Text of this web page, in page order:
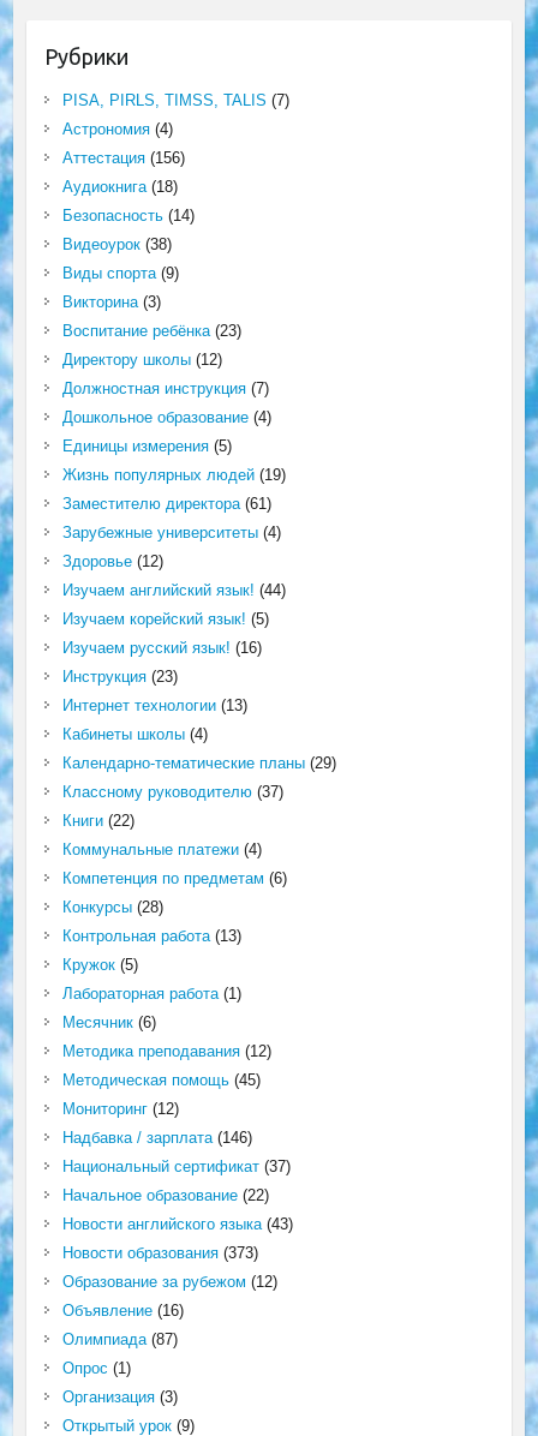
Рубрики
PISA, PIRLS, TIMSS, TALIS (7)
Астрономия(4)
Аттестация(156)
Аудиокнига(18)
Безопасность(14)
Видеоурок(38)
Виды спорта(9)
Викторина(3)
Воспитание ребёнка(23)
Директору школы(12)
Должностная инструкция(7)
Дошкольное образование(4)
Единицы измерения(5)
Жизнь популярных людей(19)
Заместителю директора(61)
Зарубежные университеты(4)
Здоровье(12)
Изучаем английский язык! (44)
Изучаем корейский язык! (5)
Изучаем русский язык! (16)
Инструкция(23)
Интернет технологии(13)
Кабинеты школы(4)
Календарно-тематические планы(29)
Классному руководителю(37)
Книги(22)
Коммунальные платежи(4)
Компетенция по предметам (6)
Конкурсы(28)
Контрольная работа(13)
Кружок(5)
Лабораторная работа(1)
Месячник(6)
Методика преподавания(12)
Методическая помощь(45)
Мониторинг(12)
Надбавка / зарплата(146)
Национальный сертификат(37)
Начальное образование(22)
Новости английского языка(43)
Новости образования(373)
Образование за рубежом (12)
Объявление(16)
Олимпиада(87)
Опрос (1)
Организация(3)
Открытый урок(9)